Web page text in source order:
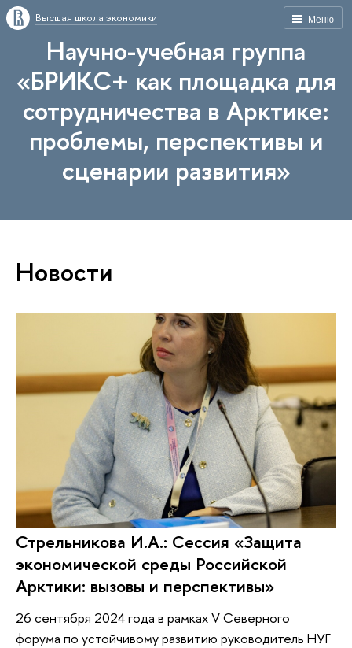
Меню
Высшая школа экономики
Научно-учебная группа
«БРИКС+ как площадка для
сотрудничества в Арктике:
проблемы, перспективы и
сценарии развития»
Новости
Стрельникова И.А.: Сессия «Защита
экономической среды Российской
Арктики: вызовы и перспективы»
26 сентября 2024 года в рамках V Северного
форума по устойчивому развитию руководитель НУГ